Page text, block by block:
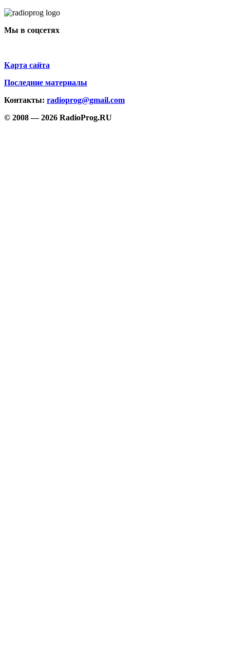
Мы в соцсетях
Карта сайта
Последние материалы
Контакты: radioprog@gmail.com
© 2008 — 2026 RadioProg.RU